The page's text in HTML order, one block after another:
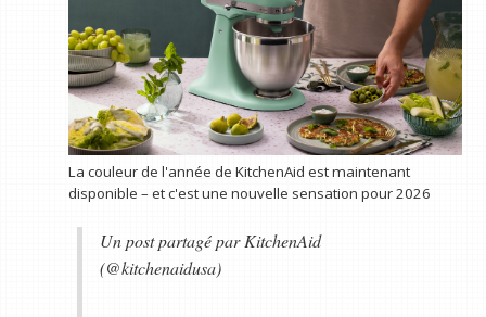
La couleur de l'année de KitchenAid est maintenant
disponible – et c'est une nouvelle sensation pour 2026
Un post partagé par KitchenAid
(@kitchenaidusa)